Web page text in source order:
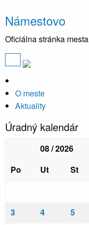
Námestovo
Oficiálna stránka mesta
O meste
Aktuality
Úradný kalendár
08 / 2026
Po
Ut St
3
4 5